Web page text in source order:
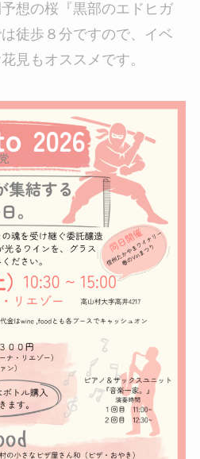
想の桜『黒部のエドヒガ
徒歩８分ですので、イベ
見もオススメです。